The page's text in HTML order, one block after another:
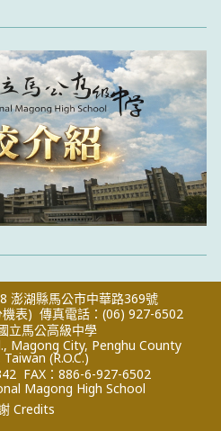
澎湖縣馬公市中華路369號
表) 傳真電話：(06) 927-6502
立馬公高級中學
Magong City, Penghu County
(R.O.C.)
FAX：886-6-927-6502
Magong High School
Credits